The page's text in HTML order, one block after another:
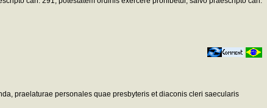
praelaturae personales quae presbyteris et diaconis cleri saecularis